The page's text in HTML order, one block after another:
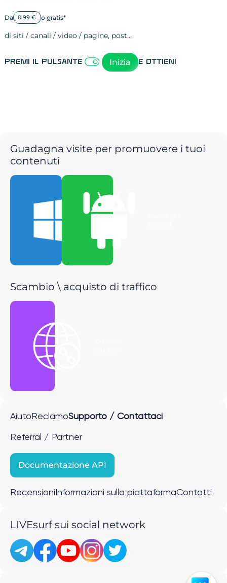
Da 0.99 € o gratis*
di siti / canali / video / pagine, post…
Premi il pulsante Inizia e ottieni
Guadagna visite per promuovere i tuoi
contenuti
Scarica per
Scambio \ acquisto di traffico
Aiuto ReclamoSupporto / Contattaci
Referral / Partner
Documentazione API
Recensioni Informazioni sulla piattaformaContatti
LIVEsurf sui social network